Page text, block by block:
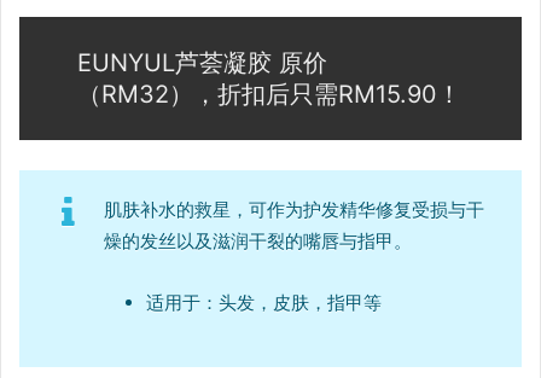
EUNYUL芦荟凝胶 原价
（RM32），折扣后只需RM15.90！
肌肤补水的救星，可作为护发精华修复受损与干
燥的发丝以及滋润干裂的嘴唇与指甲。
适用于：头发，皮肤，指甲等